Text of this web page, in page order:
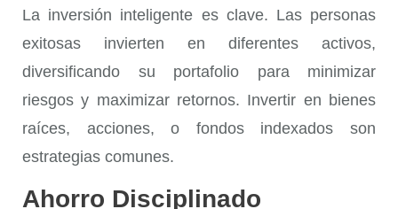
La inversión inteligente es clave. Las personas
exitosas invierten en diferentes activos,
diversificando su portafolio para minimizar
riesgos y maximizar retornos. Invertir en bienes
raíces, acciones, o fondos indexados son
estrategias comunes.
Ahorro Disciplinado